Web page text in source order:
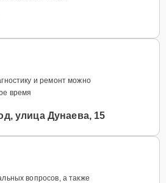
и ремонт можно
время
улица Дунаева, 15
вопросов, а также